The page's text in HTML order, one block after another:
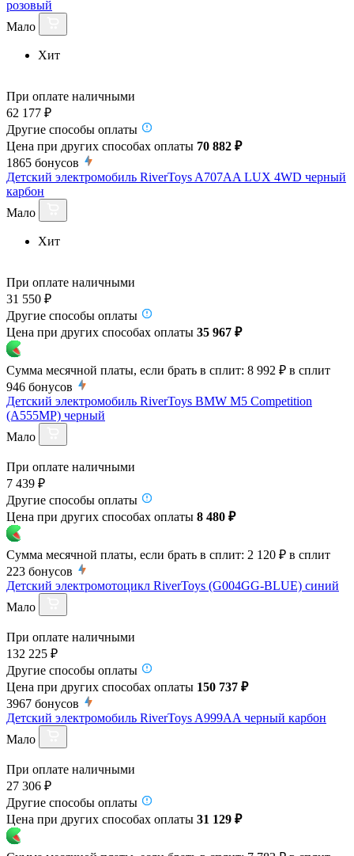
розовый
Мало
Хит
При оплате наличными
62 177 ₽
Другие способы оплаты
Цена при других способах оплаты 70 882 ₽
1865 бонусов
Детский электромобиль RiverToys A707AA LUX 4WD черный
карбон
Мало
Хит
При оплате наличными
31 550 ₽
Другие способы оплаты
Цена при других способах оплаты 35 967 ₽
Сумма месячной платы, если брать в сплит: 8 992 ₽ в сплит
946 бонусов
Детский электромобиль RiverToys BMW M5 Competition
(A555MP) черный
Мало
При оплате наличными
7 439 ₽
Другие способы оплаты
Цена при других способах оплаты 8 480 ₽
Сумма месячной платы, если брать в сплит: 2 120 ₽ в сплит
223 бонусов
Детский электромотоцикл RiverToys (G004GG-BLUE) синий
Мало
При оплате наличными
132 225 ₽
Другие способы оплаты
Цена при других способах оплаты 150 737 ₽
3967 бонусов
Детский электромобиль RiverToys A999AA черный карбон
Мало
При оплате наличными
27 306 ₽
Другие способы оплаты
Цена при других способах оплаты 31 129 ₽